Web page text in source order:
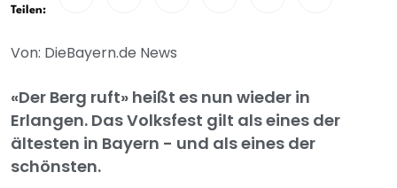
Teilen:
Von: DieBayern.de News
«Der Berg ruft» heißt es nun wieder in
Erlangen. Das Volksfest gilt als eines der
ältesten in Bayern - und als eines der
schönsten.